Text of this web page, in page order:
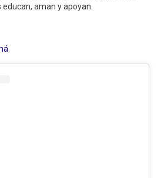
aman y apoyan.